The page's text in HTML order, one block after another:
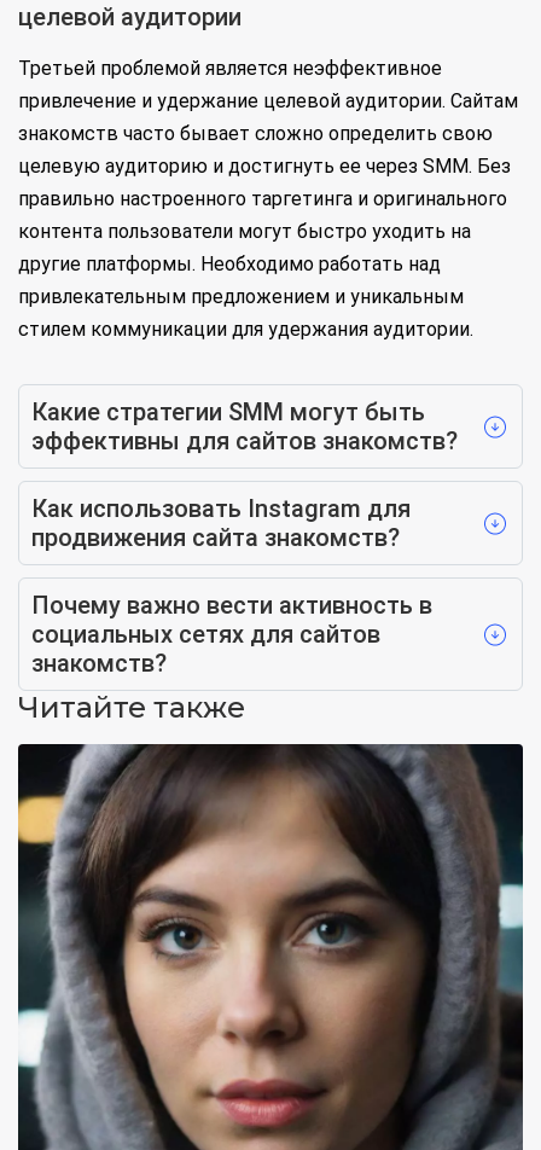
целевой аудитории
Третьей проблемой является неэффективное
привлечение и удержание целевой аудитории. Сайтам
знакомств часто бывает сложно определить свою
целевую аудиторию и достигнуть ее через SMM. Без
правильно настроенного таргетинга и оригинального
контента пользователи могут быстро уходить на
другие платформы. Необходимо работать над
привлекательным предложением и уникальным
стилем коммуникации для удержания аудитории.
Какие стратегии SMM могут быть
эффективны для сайтов знакомств?
Как использовать Instagram для
продвижения сайта знакомств?
Почему важно вести активность в
социальных сетях для сайтов
знакомств?
Читайте также